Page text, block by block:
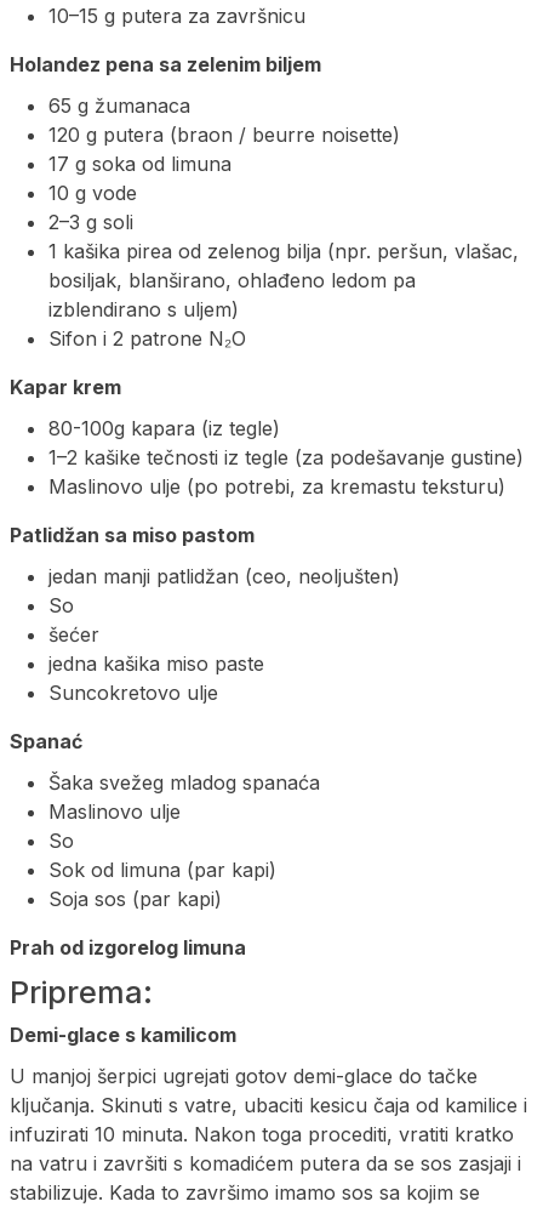
10–15 g putera za završnicu
Holandez pena sa zelenim biljem
65 g žumanaca
120 g putera (braon / beurre noisette)
17 g soka od limuna
10 g vode
2–3 g soli
1 kašika pirea od zelenog bilja (npr. peršun, vlašac,
bosiljak, blanširano, ohlađeno ledom pa
izblendirano s uljem)
Sifon i 2 patrone N₂O
Kapar krem
80-100g kapara (iz tegle)
1–2 kašike tečnosti iz tegle (za podešavanje gustine)
Maslinovo ulje (po potrebi, za kremastu teksturu)
Patlidžan sa miso pastom
jedan manji patlidžan (ceo, neoljušten)
So
šećer
jedna kašika miso paste
Suncokretovo ulje
Spanać
Šaka svežeg mladog spanaća
Maslinovo ulje
So
Sok od limuna (par kapi)
Soja sos (par kapi)
Prah od izgorelog limuna
Priprema:
Demi-glace s kamilicom
U manjoj šerpici ugrejati gotov demi-glace do tačke
ključanja. Skinuti s vatre, ubaciti kesicu čaja od kamilice i
infuzirati 10 minuta. Nakon toga procediti, vratiti kratko
na vatru i završiti s komadićem putera da se sos zasjaji i
stabilizuje. Kada to završimo imamo sos sa kojim se